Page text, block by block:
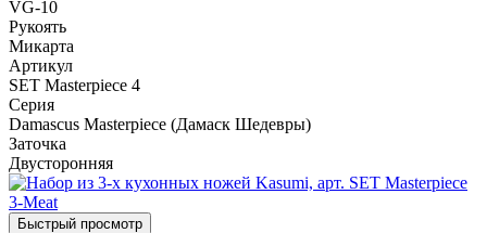
VG-10
Рукоять
Микарта
Артикул
SET Masterpiece 4
Серия
Damascus Masterpiece (Дамаск Шедевры)
Заточка
Двусторонняя
Быстрый просмотр